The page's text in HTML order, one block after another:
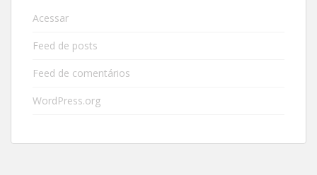
Acessar
Feed de posts
Feed de comentários
WordPress.org